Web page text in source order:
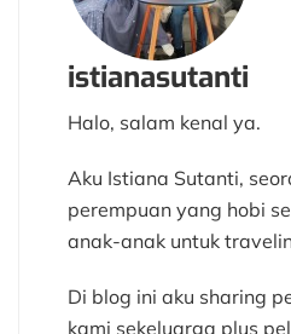
istianasutanti
Halo, salam kenal ya.
Aku Istiana Sutanti,
perempuan yang hobi
anak-anak untuk
Di blog ini aku sharing
kami sekeluarga plus